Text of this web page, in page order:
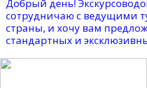
Добрый день!
сотрудничаю с ведущими
страны, и хочу вам
стандартных и